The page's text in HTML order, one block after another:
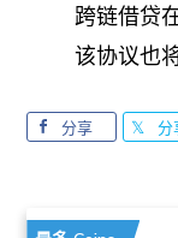
跨链借贷
该协议也
分享 分